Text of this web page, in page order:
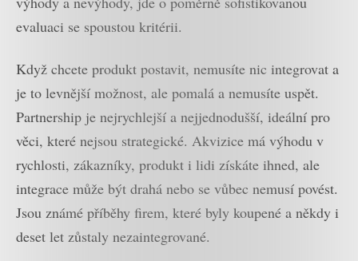
evaluaci se spoustou kritérii.
Když chcete produkt postavit, nemusíte nic integrovat a
je to levnější možnost, ale pomalá a nemusíte uspět.
Partnership je nejrychlejší a nejjednodušší, ideální pro
věci, které nejsou strategické. Akvizice má výhodu v
rychlosti, zákazníky, produkt i lidi získáte ihned, ale
integrace může být drahá nebo se vůbec nemusí povést.
Jsou známé příběhy firem, které byly koupené a někdy i
deset let zůstaly nezaintegrované.